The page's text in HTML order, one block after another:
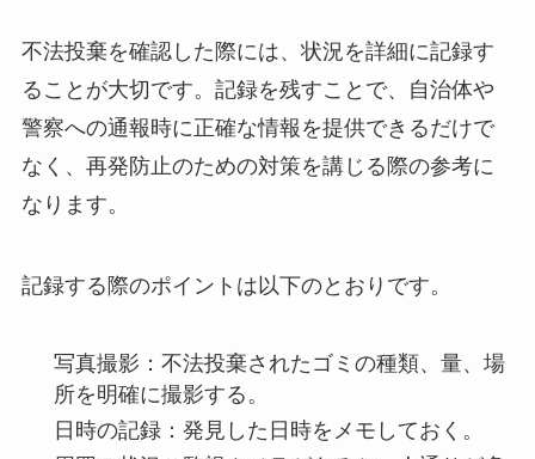
不法投棄を確認した際には、状況を詳細に記録す
ることが大切です。記録を残すことで、自治体や
警察への通報時に正確な情報を提供できるだけで
なく、再発防止のための対策を講じる際の参考に
なります。
記録する際のポイントは以下のとおりです。
写真撮影：不法投棄されたゴミの種類、量、場
所を明確に撮影する。
日時の記録：発見した日時をメモしておく。